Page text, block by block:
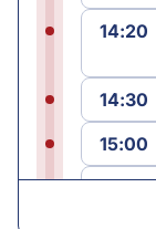
14:20
14:30
15:00